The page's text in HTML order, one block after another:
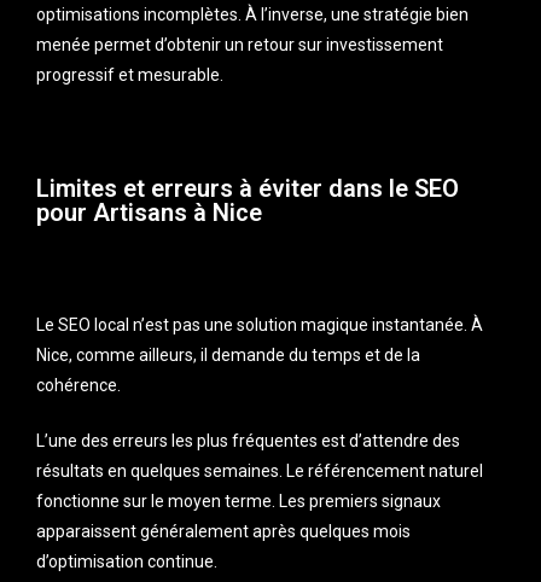
optimisations incomplètes. À l’inverse, une stratégie bien
menée permet d’obtenir un retour sur investissement
progressif et mesurable.
Limites et erreurs à éviter dans le SEO
pour Artisans à Nice
Le SEO local n’est pas une solution magique instantanée. À
Nice, comme ailleurs, il demande du temps et de la
cohérence.
L’une des erreurs les plus fréquentes est d’attendre des
résultats en quelques semaines. Le référencement naturel
fonctionne sur le moyen terme. Les premiers signaux
apparaissent généralement après quelques mois
d’optimisation continue.